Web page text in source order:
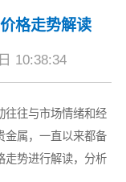
格走势解读
10:38:34
往往与市场情绪和经
金属，一直以来都备
走势进行解读，分析